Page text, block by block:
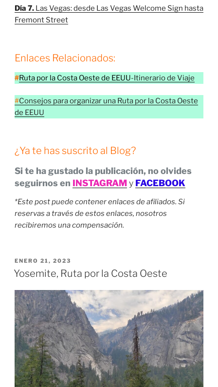
Día 7. Las Vegas: desde Las Vegas Welcome Sign hasta
Fremont Street
Enlaces Relacionados:
#Ruta por la Costa Oeste de EEUU-Itinerario de Viaje
#Consejos para organizar una Ruta por la Costa Oeste
de EEUU
¿Ya te has suscrito al Blog?
Si te ha gustado la publicación, no olvides
seguirnos en INSTAGRAMy FACEBOOK
*Este post puede contener enlaces de afiliados. Si
reservas a través de estos enlaces, nosotros
recibiremos una compensación.
PUBLICADO
EL
ENERO 21, 2023
Yosemite, Ruta por la Costa Oeste